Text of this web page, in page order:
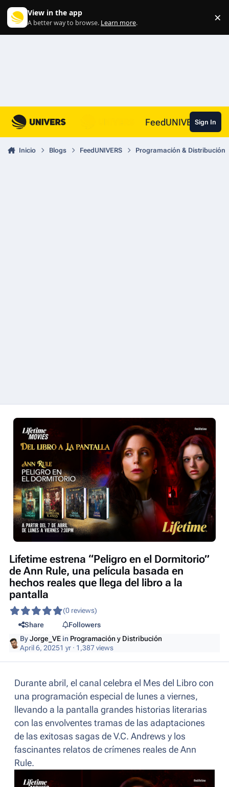
View in the app
A better way to browse. Learn more. ×
FeedUNIVERSSign In
Inicio Blogs FeedUNIVERS Programación & Distribución
Lifetime estrena “Peligro en el Dormitorio”
de Ann Rule, una película basada en
hechos reales que llega del libro a la
pantalla
(0 reviews)
Share
Followers
ByJorge_VE in Programación y Distribución
April 6, 20251 yr · 1,387 views
Durante abril, el canal celebra el Mes del Libro con
una programación especial de lunes a viernes,
llevando a la pantalla grandes historias literarias
con las envolventes tramas de las adaptaciones
de las exitosas sagas de V.C. Andrews y los
fascinantes relatos de crímenes reales de Ann
Rule.